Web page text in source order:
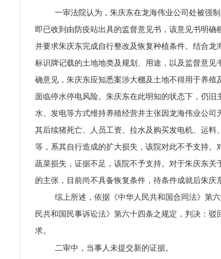
一审法院认为，朱庆东在龙海伟业公司处被强
即已收到由防疫站出具的监督意见书，该意见书明确
并要求朱庆东完成自行整改及恢复种植条件。结合龙
标识牌记载的土地地类及规划、用途，以及监督意见
确意见，朱庆东应知悉案涉大棚及土地不得用于养殖
面临停水停电风险。朱庆东在此明知的状态下，仍旧
水、发电等方式维持养殖经营并主张因龙海伟业公司
其后续猪死亡、人员工资、拉水及购买发电机、运料
等，系其自行造成的扩大损失，该院对此不予支持。
蔬菜损失，证据不足，该院不予支持。对于朱庆东关
的主张，目前尚不具备恢复条件，待条件成就后朱庆
综上所述，依据《中华人民共和国合同法》第
民共和国民事诉讼法》第六十四条之规定，判决：驳
求。
二审中，当事人未提交新的证据。